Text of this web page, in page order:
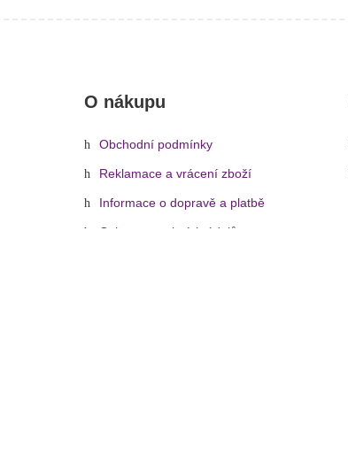
O nákupu
Obchodní podmínky
Reklamace a vrácení zboží
Informace o dopravě a platbě
Ochrana osobních údajů